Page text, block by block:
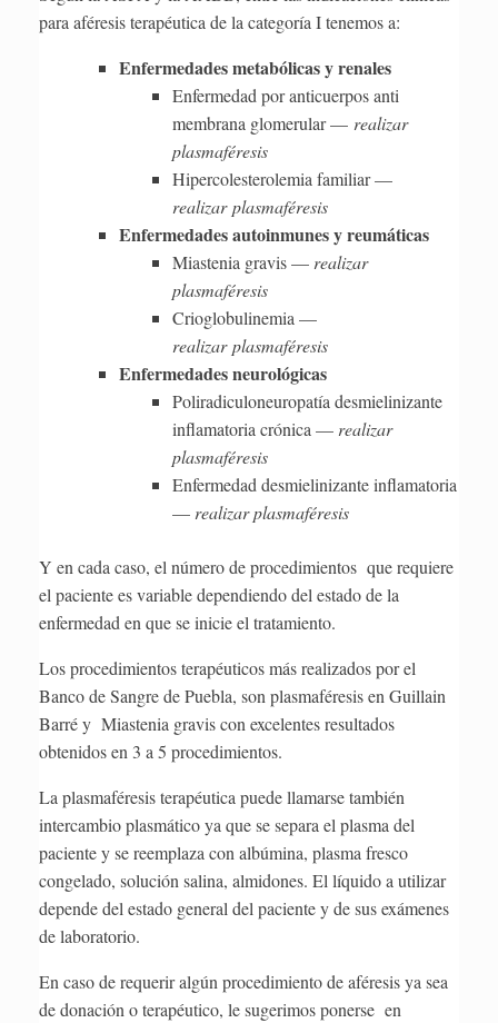
para aféresis terapéutica de la categoría I tenemos a:
Enfermedades metabólicas y renales
Enfermedad por anticuerpos anti
membrana glomerular — realizar
plasmaféresis
Hipercolesterolemia familiar —
realizar plasmaféresis
Enfermedades autoinmunes y reumáticas
Miastenia gravis — realizar
plasmaféresis
Crioglobulinemia —
realizar plasmaféresis
Enfermedades neurológicas
Poliradiculoneuropatía desmielinizante
inflamatoria crónica — realizar
plasmaféresis
Enfermedad desmielinizante inflamatoria
— realizar plasmaféresis
Y en cada caso, el número de procedimientos que requiere
el paciente es variable dependiendo del estado de la
enfermedad en que se inicie el tratamiento.
Los procedimientos terapéuticos más realizados por el
Banco de Sangre de Puebla, son plasmaféresis en Guillain
Barré y Miastenia gravis con excelentes resultados
obtenidos en 3 a 5 procedimientos.
La plasmaféresis terapéutica puede llamarse también
intercambio plasmático ya que se separa el plasma del
paciente y se reemplaza con albúmina, plasma fresco
congelado, solución salina, almidones. El líquido a utilizar
depende del estado general del paciente y de sus exámenes
de laboratorio.
En caso de requerir algún procedimiento de aféresis ya sea
de donación o terapéutico, le sugerimos ponerse en